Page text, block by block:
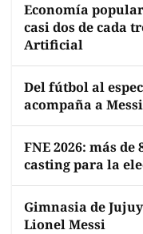
Economía
casi dos de cada
Artificial
Del fútbol al
acompaña a Messi
FNE 2026: más
casting para la
Gimnasia de
Lionel Messi